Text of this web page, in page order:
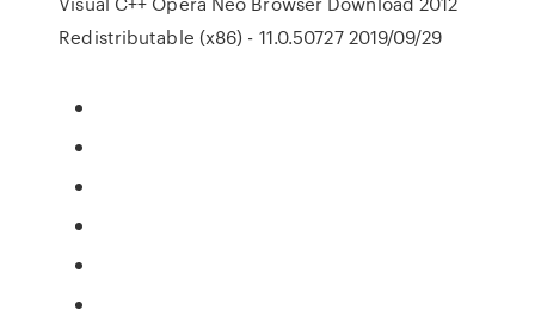
Redistributable (x86) - 11.0.50727 2019/09/29